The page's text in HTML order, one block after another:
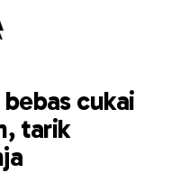
cukai
tarik